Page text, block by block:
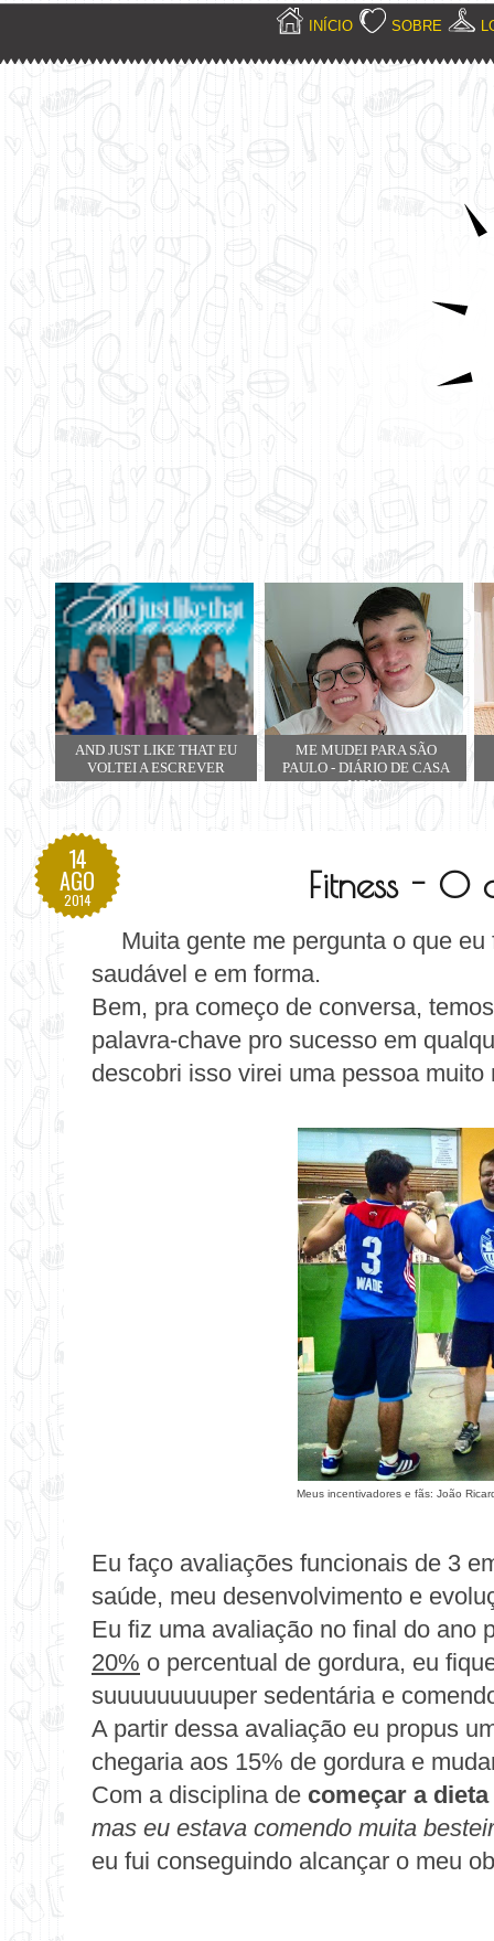
INÍCIO SOBRE
AND JUST LIKE THAT EU
VOLTEI A ESCREVER
ME MUDEI PARA SÃO
PAULO - DIÁRIO DE CASA
NOVA
14
AGO
2014 Fitness - O
Muita gente me pergunta o que
saudável e em forma.
Bem, pra começo de conversa,
palavra-chave pro sucesso em
descobri isso virei uma pessoa muito
Meus incentivadores e fãs: João
Eu faço avaliações funcionais de 3
saúde, meu desenvolvimento e
Eu fiz uma avaliação no final do ano
20% o percentual de gordura, eu
suuuuuuuuuper sedentária e
A partir dessa avaliação eu propus
chegaria aos 15% de gordura e
Com a disciplina de começar a dieta
mas eu estava comendo muita
eu fui conseguindo alcançar o meu